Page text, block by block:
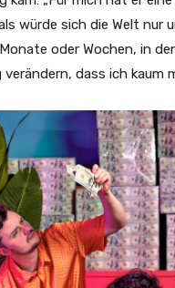
würde sich die Welt nur
oder Wochen, in
dass ich kaum